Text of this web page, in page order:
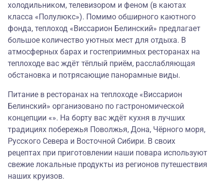
холодильником, телевизором и феном (в каютах
класса «Полулюкс»). Помимо обширного каютного
фонда, теплоход «Виссарион Белинский» предлагает
большое количество уютных мест для отдыха. В
атмосферных барах и гостеприимных ресторанах на
теплоходе вас ждёт тёплый приём, расслабляющая
обстановка и потрясающие панорамные виды.
Питание в ресторанах на теплоходе «Виссарион
Белинский» организовано по гастрономической
концепции «». На борту вас ждёт кухня в лучших
традициях побережья Поволжья, Дона, Чёрного моря,
Русского Севера и Восточной Сибири. В своих
рецептах при приготовлении наши повара используют
свежие локальные продукты из регионов путешествия
наших круизов.